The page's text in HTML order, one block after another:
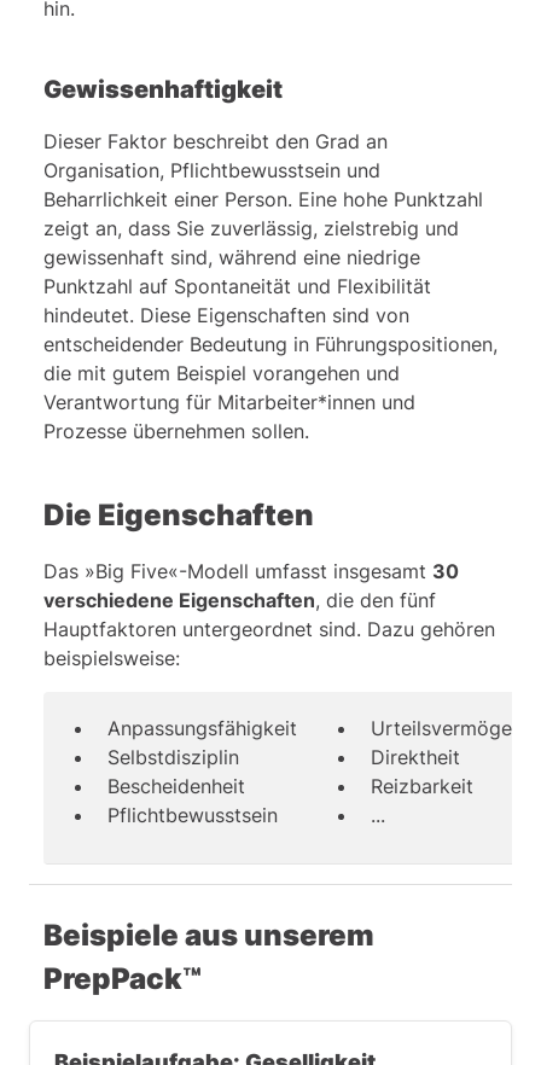
hin.
Gewissenhaftigkeit
Dieser Faktor beschreibt den Grad an
Organisation, Pflichtbewusstsein und
Beharrlichkeit einer Person. Eine hohe Punktzahl
zeigt an, dass Sie zuverlässig, zielstrebig und
gewissenhaft sind, während eine niedrige
Punktzahl auf Spontaneität und Flexibilität
hindeutet. Diese Eigenschaften sind von
entscheidender Bedeutung in Führungspositionen,
die mit gutem Beispiel vorangehen und
Verantwortung für Mitarbeiter*innen und
Prozesse übernehmen sollen.
Die Eigenschaften
Das »Big Five«-Modell umfasst insgesamt 30
verschiedene Eigenschaften, die den fünf
Hauptfaktoren untergeordnet sind. Dazu gehören
beispielsweise:
Anpassungsfähigkeit
Selbstdisziplin
Bescheidenheit
Pflichtbewusstsein
Urteilsvermögen
Direktheit
Reizbarkeit
...
Beispiele aus unserem
PrepPack™